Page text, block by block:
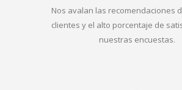
Nos avalan las recomendaciones
clientes y el alto porcentaje de
nuestras encuestas.